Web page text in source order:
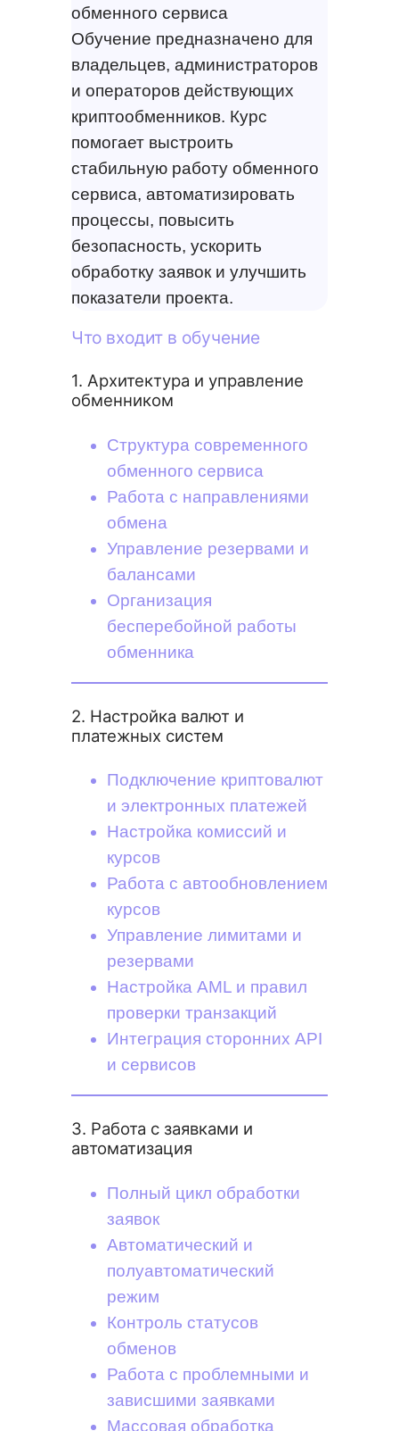
обменного сервиса
Обучение предназначено для
владельцев, администраторов
и операторов действующих
криптообменников. Курс
помогает выстроить
стабильную работу обменного
сервиса, автоматизировать
процессы, повысить
безопасность, ускорить
обработку заявок и улучшить
показатели проекта.
Что входит в обучение
1. Архитектура и управление
обменником
Структура современного
обменного сервиса
Работа с направлениями
обмена
Управление резервами и
балансами
Организация
бесперебойной работы
обменника
2. Настройка валют и
платежных систем
Подключение криптовалют
и электронных платежей
Настройка комиссий и
курсов
Работа с автообновлением
курсов
Управление лимитами и
резервами
Настройка AML и правил
проверки транзакций
Интеграция сторонних API
и сервисов
3. Работа с заявками и
автоматизация
Полный цикл обработки
заявок
Автоматический и
полуавтоматический
режим
Контроль статусов
обменов
Работа с проблемными и
зависшими заявками
Массовая обработка